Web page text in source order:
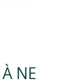
NE